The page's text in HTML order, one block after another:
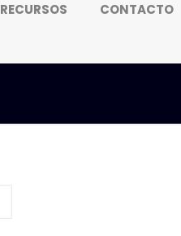
RECURSOS CONTACTO